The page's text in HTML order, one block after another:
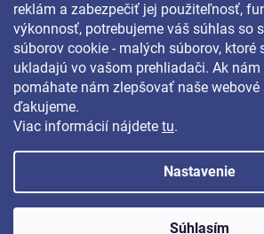
reklám a zabezpečiť jej použiteľnosť,
výkonnosť, potrebujeme váš súhlas so
súborov cookie - malých súborov, ktoré
ukladajú vo vašom prehliadači. Ak nám
pomáhate nám zlepšovať naše webové
ďakujeme.
Viac informácií nájdete tu.
Nastavenie
Súhlasím
Pre akcie, súťaže a zľavy nás sledujte na:
Copyright 2026 LAVONIO.sk. Všetky